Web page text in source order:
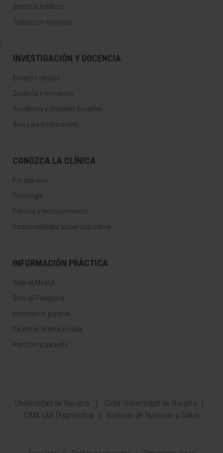
Servicios médicos
Trabaje con nosotros
INVESTIGACIÓN Y DOCENCIA
Ensayos clínicos
Docencia y formación
Residentes y Unidades Docentes
Área para profesionales
CONOZCA LA CLÍNICA
Por qué venir
Tecnología
Premios y reconocimientos
Responsabilidad social corporativa
INFORMACIÓN PRÁCTICA
Sede de Madrid
Sede de Pamplona
Información práctica
Pacientes internacionales
Atención al paciente
Universidad de Navarra
Cima Universidad de Navarra
CIMA LAB Diagnostics
Instituto de Nutrición y Salud